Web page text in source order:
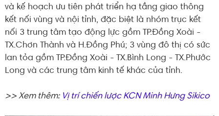
và kế hoạch ưu tiên phát triển hạ tầng giao thông
kết nối vùng và nội tỉnh, đặc biệt là nhóm trục kết
nối 3 trung tâm tạo động lực gồm TP.Đồng Xoài -
TX.Chơn Thành và H.Đồng Phú; 3 vùng đô thị có sức
lan tỏa gồm TP.Đồng Xoài - TX.Bình Long - TX.Phước
Long và các trung tâm kinh tế khác của tỉnh.
>> Xem thêm: Vị trí chiến lược KCN Minh Hưng Sikico